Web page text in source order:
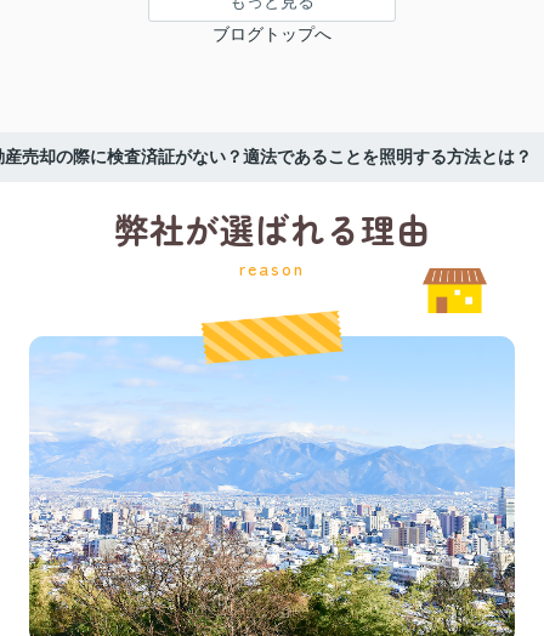
ブログトップへ
産売却の際に検査済証がない？適法であることを照明する方法とは？
弊社が選ばれる理由
reason